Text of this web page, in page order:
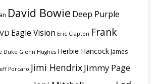
David Bowie Deep Purple
Eagle Vision Eric Clapton Frank
Duke Glenn Hughes Herbie HancockJames
Porcaro Jimi HendrixJimmy Page